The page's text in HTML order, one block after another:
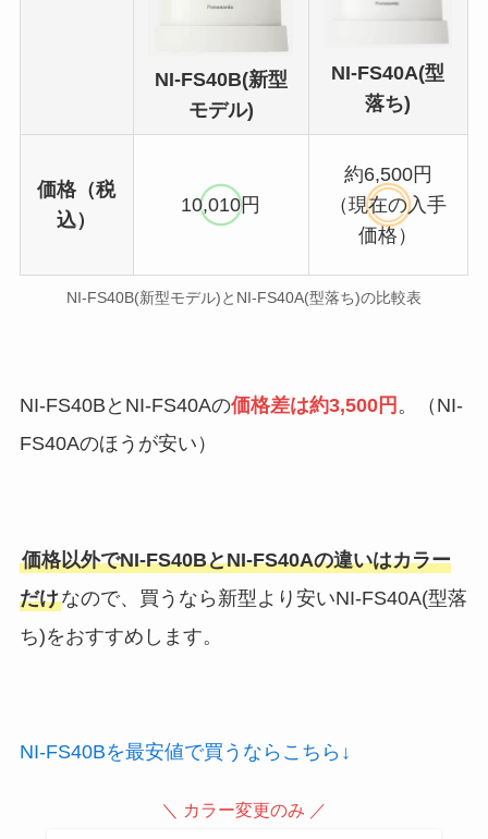
NI-FS40B(新型
モデル)
NI-FS40A(型
落ち)
価格（税
込）
10,010円
約6,500円
（現在の入手
価格）
NI-FS40B(新型モデル)とNI-FS40A(型落ち)の比較表
NI-FS40BとNI-FS40Aの価格差は約3,500円 。（NI-
FS40Aのほうが安い）
価格以外でNI-FS40BとNI-FS40Aの違いはカラー
だけなので、買うなら新型より安いNI-FS40A(型落
ち)をおすすめします。
NI-FS40Bを最安値で買うならこちら↓
＼ カラー変更のみ ／